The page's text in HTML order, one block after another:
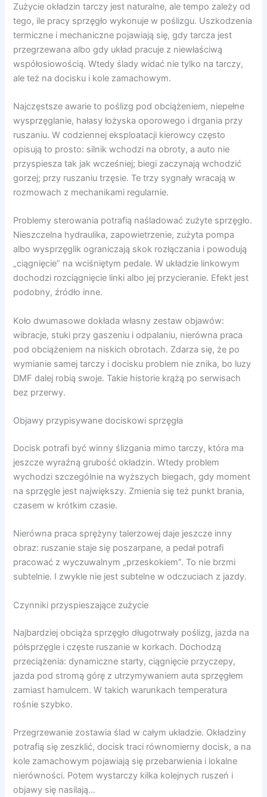
Zużycie okładzin tarczy jest naturalne, ale tempo zależy od
tego, ile pracy sprzęgło wykonuje w poślizgu. Uszkodzenia
termiczne i mechaniczne pojawiają się, gdy tarcza jest
przegrzewana albo gdy układ pracuje z niewłaściwą
współosiowością. Wtedy ślady widać nie tylko na tarczy,
ale też na docisku i kole zamachowym.
Najczęstsze awarie to poślizg pod obciążeniem, niepełne
wysprzęglanie, hałasy łożyska oporowego i drgania przy
ruszaniu. W codziennej eksploatacji kierowcy często
opisują to prosto: silnik wchodzi na obroty, a auto nie
przyspiesza tak jak wcześniej; biegi zaczynają wchodzić
gorzej; przy ruszaniu trzęsie. Te trzy sygnały wracają w
rozmowach z mechanikami regularnie.
Problemy sterowania potrafią naśladować zużyte sprzęgło.
Nieszczelna hydraulika, zapowietrzenie, zużyta pompa
albo wysprzęglik ograniczają skok rozłączania i powodują
„ciągnięcie” na wciśniętym pedale. W układzie linkowym
dochodzi rozciągnięcie linki albo jej przycieranie. Efekt jest
podobny, źródło inne.
Koło dwumasowe dokłada własny zestaw objawów:
wibracje, stuki przy gaszeniu i odpalaniu, nierówna praca
pod obciążeniem na niskich obrotach. Zdarza się, że po
wymianie samej tarczy i docisku problem nie znika, bo luzy
DMF dalej robią swoje. Takie historie krążą po serwisach
bez przerwy.
Objawy przypisywane dociskowi sprzęgła
Docisk potrafi być winny ślizgania mimo tarczy, która ma
jeszcze wyraźną grubość okładzin. Wtedy problem
wychodzi szczególnie na wyższych biegach, gdy moment
na sprzęgle jest największy. Zmienia się też punkt brania,
czasem w krótkim czasie.
Nierówna praca sprężyny talerzowej daje jeszcze inny
obraz: ruszanie staje się poszarpane, a pedał potrafi
pracować z wyczuwalnym „przeskokiem”. To nie brzmi
subtelnie. I zwykle nie jest subtelne w odczuciach z jazdy.
Czynniki przyspieszające zużycie
Najbardziej obciąża sprzęgło długotrwały poślizg, jazda na
półsprzęgle i częste ruszanie w korkach. Dochodzą
przeciążenia: dynamiczne starty, ciągnięcie przyczepy,
jazda pod stromą górę z utrzymywaniem auta sprzęgłem
zamiast hamulcem. W takich warunkach temperatura
rośnie szybko.
Przegrzewanie zostawia ślad w całym układzie. Okładziny
potrafią się zeszklić, docisk traci równomierny docisk, a na
kole zamachowym pojawiają się przebarwienia i lokalne
nierówności. Potem wystarczy kilka kolejnych ruszeń i
objawy się nasilają…